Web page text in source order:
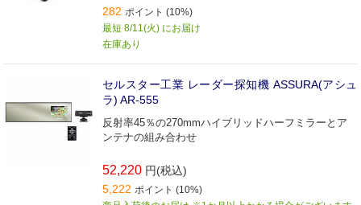
282 ポイント (10%)
最短 8/11(火) にお届け
在庫あり
セルスター工業 レーダー探知機 ASSURA(アシュ
ラ) AR-555
反射率45％の270mmハイブリッドハーフミラーとア
ンテナの組み合わせ
52,220 円(税込)
5,222 ポイント (10%)